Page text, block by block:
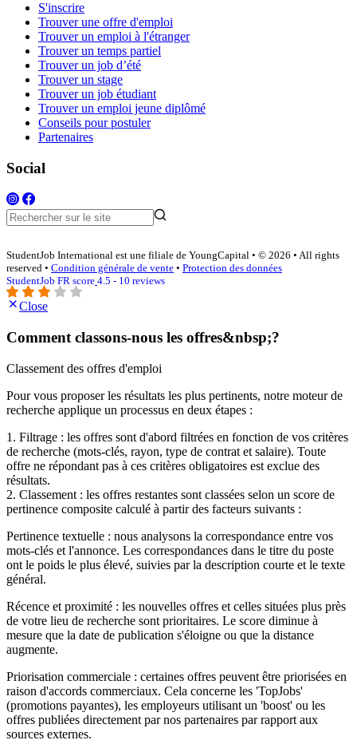
S'inscrire
Trouver une offre d'emploi
Trouver un emploi à l'étranger
Trouver un temps partiel
Trouver un job d’été
Trouver un stage
Trouver un job étudiant
Trouver un emploi jeune diplômé
Conseils pour postuler
Partenaires
Social
StudentJob International est une filiale de YoungCapital • © 2026 • All rights
reserved • Condition générale de vente • Protection des données
StudentJob FR score 4.5 - 10 reviews
Close
Comment classons-nous les offres&nbsp;?
Classement des offres d'emploi
Pour vous proposer les résultats les plus pertinents, notre moteur de
recherche applique un processus en deux étapes :
1. Filtrage : les offres sont d'abord filtrées en fonction de vos critères
de recherche (mots-clés, rayon, type de contrat et salaire). Toute
offre ne répondant pas à ces critères obligatoires est exclue des
résultats.
2. Classement : les offres restantes sont classées selon un score de
pertinence composite calculé à partir des facteurs suivants :
Pertinence textuelle : nous analysons la correspondance entre vos
mots-clés et l'annonce. Les correspondances dans le titre du poste
ont le poids le plus élevé, suivies par la description courte et le texte
général.
Récence et proximité : les nouvelles offres et celles situées plus près
de votre lieu de recherche sont prioritaires. Le score diminue à
mesure que la date de publication s'éloigne ou que la distance
augmente.
Priorisation commerciale : certaines offres peuvent être priorisées en
raison d'accords commerciaux. Cela concerne les 'TopJobs'
(promotions payantes), les employeurs utilisant un 'boost' ou les
offres publiées directement par nos partenaires par rapport aux
sources externes.